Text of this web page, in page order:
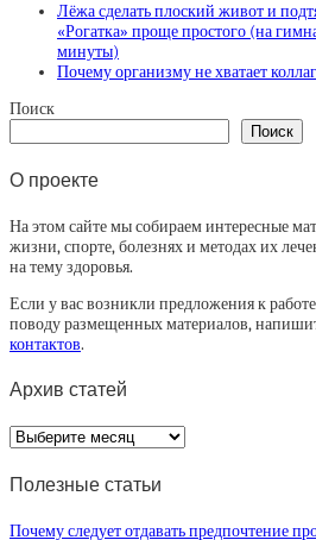
Лёжа сделать плоский живот и
«Рогатка» проще простого (на
минуты)
Почему организму не хватает
Поиск
Поиск
О проекте
На этом сайте мы собираем интересные
жизни, спорте, болезнях и методах их
на тему здоровья.
Если у вас возникли предложения к
поводу размещенных материалов,
контактов.
Архив статей
Архив
статей
Полезные статьи
Почему следует отдавать предпочтение